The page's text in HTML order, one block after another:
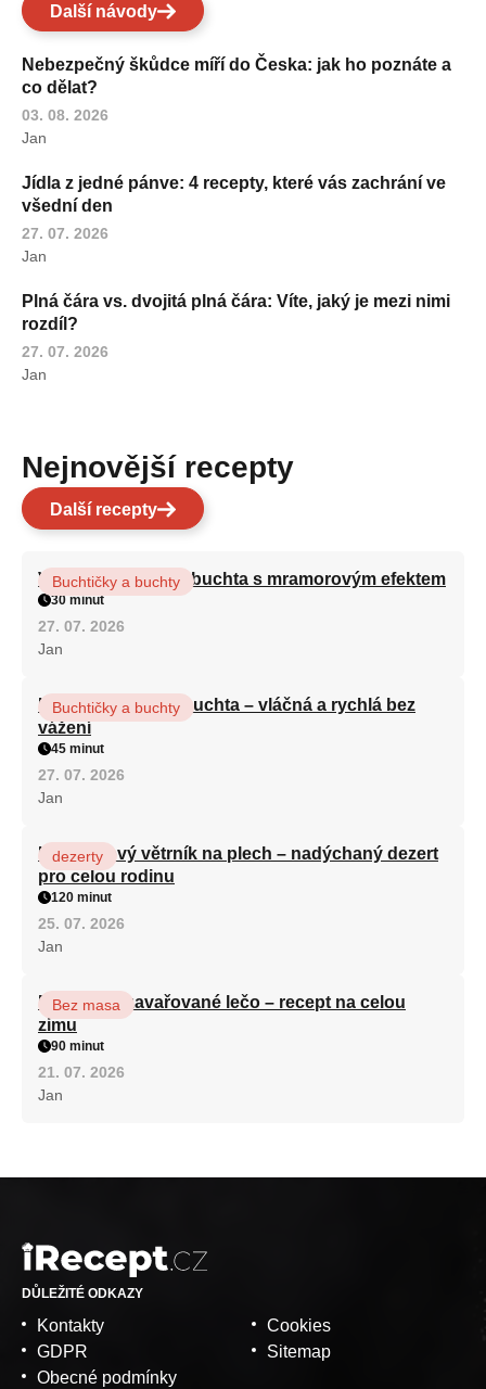
Další návody
Nebezpečný škůdce míří do Česka: jak ho poznáte a
co dělat?
03. 08. 2026
Jan
Jídla z jedné pánve: 4 recepty, které vás zachrání ve
všední den
27. 07. 2026
Jan
Plná čára vs. dvojitá plná čára: Víte, jaký je mezi nimi
rozdíl?
27. 07. 2026
Jan
Nejnovější recepty
Další recepty
Vláčná olejová litá buchta s mramorovým efektem
Buchtičky a buchty
30 minut
27. 07. 2026
Jan
Hrnková maková buchta – vláčná a rychlá bez
vážení
Buchtičky a buchty
45 minut
27. 07. 2026
Jan
Karamelový větrník na plech – nadýchaný dezert
pro celou rodinu
dezerty
120 minut
25. 07. 2026
Jan
Babiččino zavařované lečo – recept na celou
zimu
Bez masa
90 minut
21. 07. 2026
Jan
DŮLEŽITÉ ODKAZY
Kontakty
GDPR
Obecné podmínky
Cookies
Sitemap